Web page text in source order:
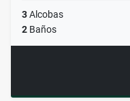
3Alcobas
2 Baños